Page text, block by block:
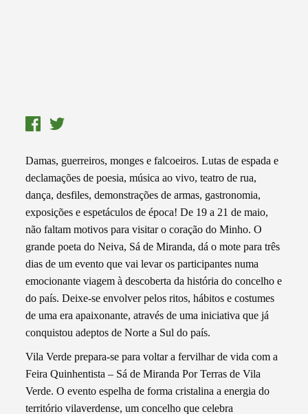
Damas, guerreiros, monges e falcoeiros. Lutas de espada e
declamações de poesia, música ao vivo, teatro de rua,
dança, desfiles, demonstrações de armas, gastronomia,
exposições e espetáculos de época! De 19 a 21 de maio,
não faltam motivos para visitar o coração do Minho. O
grande poeta do Neiva, Sá de Miranda, dá o mote para três
dias de um evento que vai levar os participantes numa
emocionante viagem à descoberta da história do concelho e
do país. Deixe-se envolver pelos ritos, hábitos e costumes
de uma era apaixonante, através de uma iniciativa que já
conquistou adeptos de Norte a Sul do país.
Vila Verde prepara-se para voltar a fervilhar de vida com a
Feira Quinhentista – Sá de Miranda Por Terras de Vila
Verde. O evento espelha de forma cristalina a energia do
território vilaverdense, um concelho que celebra